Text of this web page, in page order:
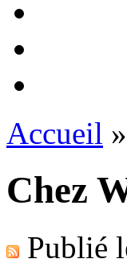
Accueil »
Chez
Publié